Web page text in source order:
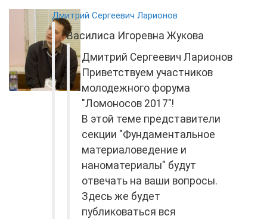
Дмитрий Сергеевич Ларионов
Василиса Игоревна Жукова
Дмитрий Сергеевич Ларионов
Приветствуем участников
молодежного форума
"Ломоносов 2017"!
В этой теме представители
секции "Фундаментальное
материаловедение и
наноматериалы" будут
отвечать на ваши вопросы.
Здесь же будет
публиковаться вся